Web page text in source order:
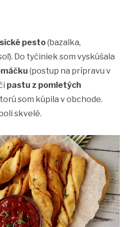
pesto(bazalka,
Do tyčiniek som vyskúšala
(postup na prípravu v
pastu z pomletých
som kúpila v obchode.
skvelé.